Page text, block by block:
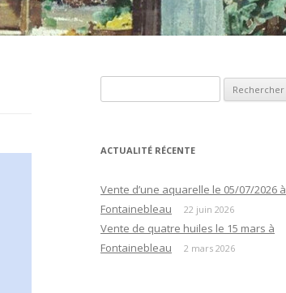
ACTUALITÉ RÉCENTE
Vente d’une aquarelle le 05/07/2026 à
Fontainebleau
22 juin 2026
Vente de quatre huiles le 15 mars à
Fontainebleau
2 mars 2026